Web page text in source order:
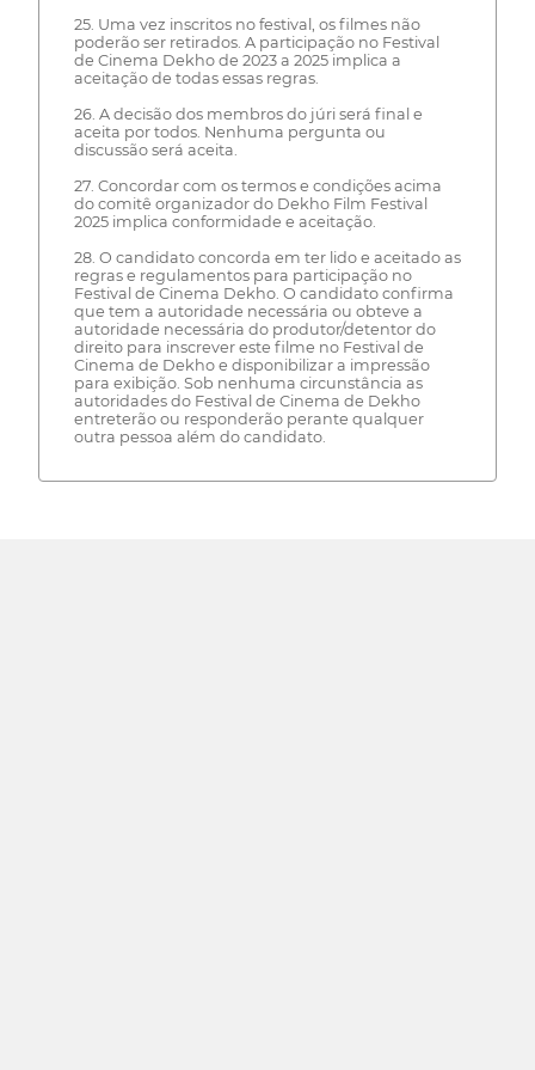
25. Uma vez inscritos no festival, os filmes não
poderão ser retirados. A participação no Festival
de Cinema Dekho de 2023 a 2025 implica a
aceitação de todas essas regras.
26. A decisão dos membros do júri será final e
aceita por todos. Nenhuma pergunta ou
discussão será aceita.
27. Concordar com os termos e condições acima
do comitê organizador do Dekho Film Festival
2025 implica conformidade e aceitação.
28. O candidato concorda em ter lido e aceitado as
regras e regulamentos para participação no
Festival de Cinema Dekho. O candidato confirma
que tem a autoridade necessária ou obteve a
autoridade necessária do produtor/detentor do
direito para inscrever este filme no Festival de
Cinema de Dekho e disponibilizar a impressão
para exibição. Sob nenhuma circunstância as
autoridades do Festival de Cinema de Dekho
entreterão ou responderão perante qualquer
outra pessoa além do candidato.